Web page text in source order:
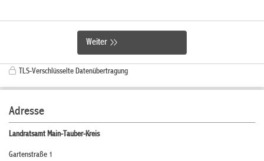
Weiter
TLS-Verschlüsselte Datenübertragung
Adresse
Landratsamt Main-Tauber-Kreis
Gartenstraße 1